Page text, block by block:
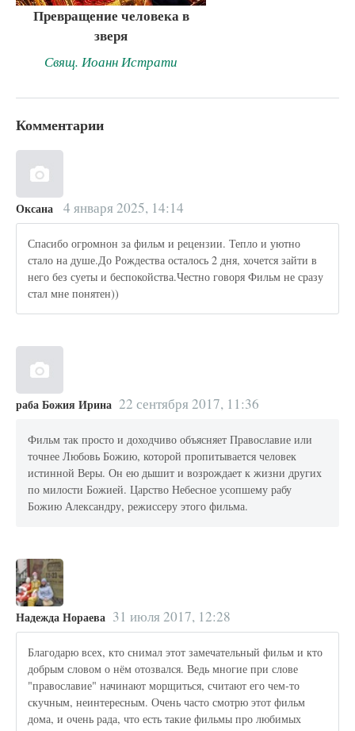
Превращение человека в
зверя
Свящ. Иоанн Истрати
Комментарии
Оксана 4 января 2025, 14:14
Спасибо огромнон за фильм и рецензии. Тепло и уютно
стало на душе.До Рождества осталось 2 дня, хочется зайти в
него без суеты и беспокойства.Честно говоря Фильм не сразу
стал мне понятен))
раба Божия Ирина 22 сентября 2017, 11:36
Фильм так просто и доходчиво объясняет Православие или
точнее Любовь Божию, которой пропитывается человек
истинной Веры. Он ею дышит и возрождает к жизни других
по милости Божией. Царство Небесное усопшему рабу
Божию Александру, режиссеру этого фильма.
Надежда Нораева 31 июля 2017, 12:28
Благодарю всех, кто снимал этот замечательный фильм и кто
добрым словом о нём отозвался. Ведь многие при слове
"православие" начинают морщиться, считают его чем-то
скучным, неинтересным. Очень часто смотрю этот фильм
дома, и очень рада, что есть такие фильмы про любимых